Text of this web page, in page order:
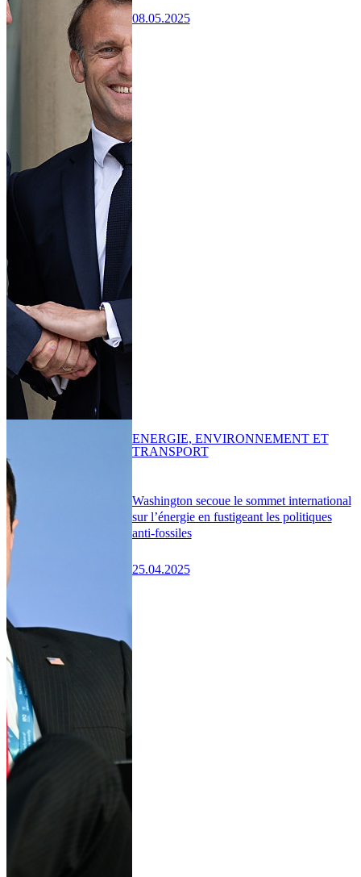
08.05.2025
Washington secoue le sommet international
sur l’énergie en fustigeant les politiques
anti-fossiles
25.04.2025
ENERGIE, ENVIRONNEMENT ET
TRANSPORT